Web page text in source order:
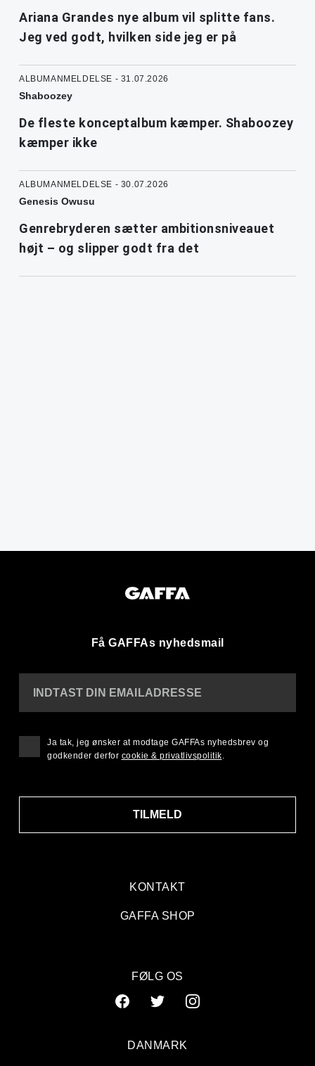
Ariana Grandes nye album vil splitte fans.
Jeg ved godt, hvilken side jeg er på
ALBUMANMELDELSE - 31.07.2026
Shaboozey
De fleste konceptalbum kæmper. Shaboozey
kæmper ikke
ALBUMANMELDELSE - 30.07.2026
Genesis Owusu
Genrebryderen sætter ambitionsniveauet
højt – og slipper godt fra det
Få GAFFAs nyhedsmail
KONTAKT
GAFFA SHOP
INDTAST DIN EMAILADRESSE
TILMELD
Ja tak, jeg ønsker at modtage GAFFAs nyhedsbrev og
godkender derfor cookie & privatlivspolitik.
FØLG OS
DANMARK